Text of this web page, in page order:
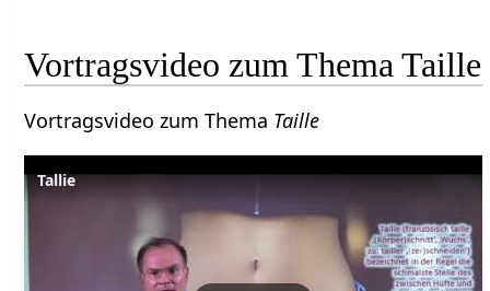
Vortragsvideo zum Thema Taille
Vortragsvideo zum Thema Taille
Tallie